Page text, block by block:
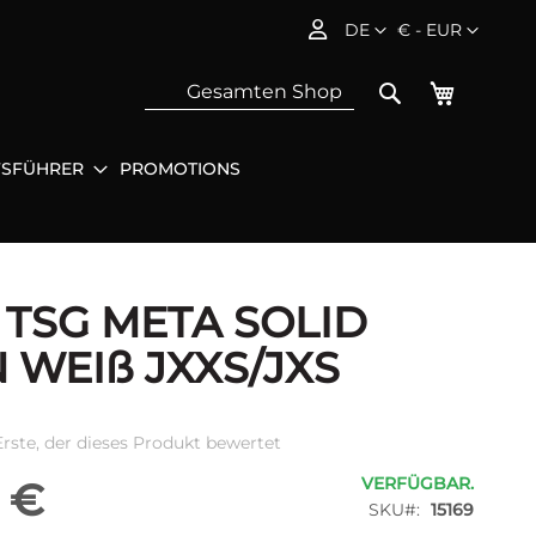
Währung
€ - EUR
Sprache
DE
Mein
Search
PROMOTIONS
META SOLID
WEIß JXXS/JXS
der dieses Produkt bewertet
€
VERFÜGBAR.
SKU
15169